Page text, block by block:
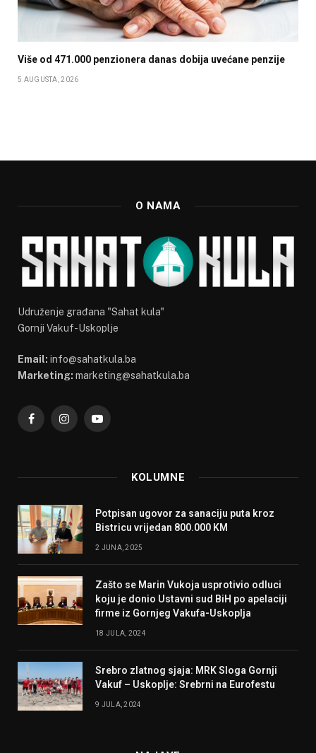
Više od 471.000 penzionera danas dobija uvećane penzije
5 AUGUSTA, 2026
O NAMA
Udruženje građana "Sahat kula"
Gornji Vakuf-Uskoplje
Email: info@sahatkula.ba
Marketing: marketing@sahatkula.ba
FacebookInstagramYouTube
KOLUMNE
Potpisan ugovor za sanaciju puta kroz
Bistricu vrijedan 800.000 KM
2 JUNA, 2025
Zašto se Marin Vukoja usprotivio odluci
koju je donio Ustavni sud BiH po apelaciji
firme iz Gornjeg Vakufa-Uskoplja
18 JULA, 2024
Srebro zlatnog sjaja: MRK Sloga Gornji
Vakuf – Uskoplje: Srebrni na Eurofestu
9 JULA, 2024